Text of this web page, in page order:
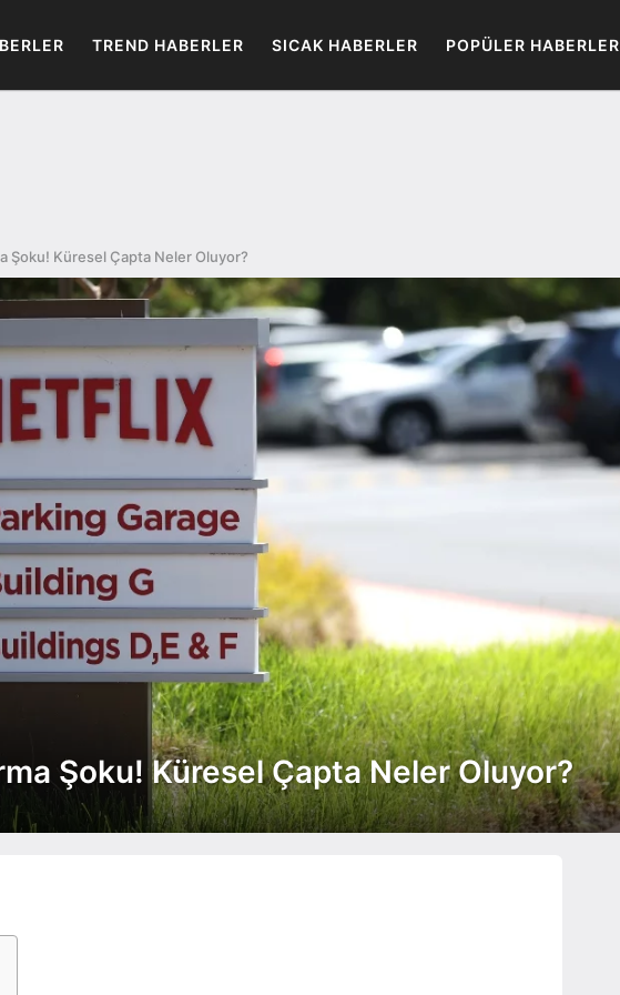
TREND HABERLER SICAK HABERLER POPÜLER HABERLER
Şoku! Küresel Çapta Neler Oluyor?
Şoku! Küresel Çapta Neler Oluyor?